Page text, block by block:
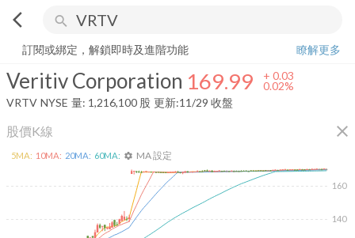
arrow_back_ios search
Veritiv Corporation 169.99
訂閱或綁定，解鎖即時及進階功能
瞭解更多
Veritiv Corporation 169.99 + 0.03
0.02%
VRTV NYSE 量: 1,216,100 股 更新:11/29 收盤
股價K線 close
140
160
5MA: 10MA: 20MA: 60MA: settings MA 設定